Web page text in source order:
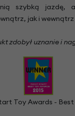
szybką jazdę,
jak i
zdobył uznanie i
Toy Awards - Best